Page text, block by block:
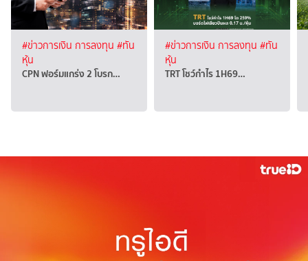
#ข่าวการเงิน การลงทุน #ทัน
หุ้น
CPN ฟอร์มแกร่ง 2 โบรก…
#ข่าวการเงิน การลงทุน #ทัน
หุ้น
TRT โชว์กำไร 1H69…